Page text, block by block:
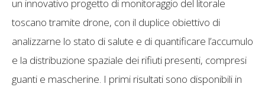
un innovativo progetto di monitoraggio del litorale
toscano tramite drone, con il duplice obiettivo di
analizzarne lo stato di salute e di quantificare l’accumulo
e la distribuzione spaziale dei rifiuti presenti, compresi
guanti e mascherine. I primi risultati sono disponibili in